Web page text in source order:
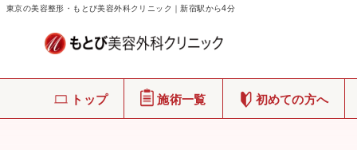
東京の美容整形・もとび美容外科クリニック｜新宿駅から4分
トップ 施術一覧 初めての方へ